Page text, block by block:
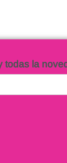
Añadir al
todas la